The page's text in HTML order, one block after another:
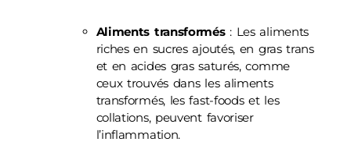
Aliments transformés: Les aliments
riches en sucres ajoutés, en gras trans
et en acides gras saturés, comme
ceux trouvés dans les aliments
transformés, les fast-foods et les
collations, peuvent favoriser
l’inflammation.